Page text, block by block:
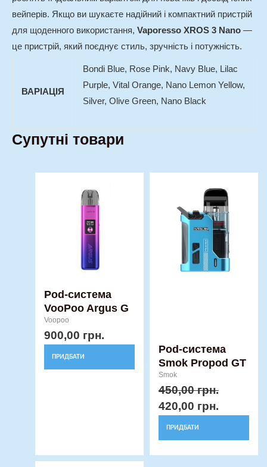
вейперів. Якщо ви шукаєте надійний і компактний пристрій
для щоденного використання, Vaporesso XROS 3 Nano —
це пристрій, який поєднує стиль, зручність і потужність.
ВАРІАЦІЯ
Bondi Blue, Rose Pink, Navy Blue, Lilac
Purple, Vital Orange, Nano Lemon Yellow,
Silver, Olive Green, Nano Black
Супутні товари
Pod-система
VooPoo Argus G
Voopoo
900,00 грн.
ПРИДБАТИ
варіантів.
Параметри
вибрати
на
сторінці
товару
Pod-система
Smok Propod GT
Smok
450,00грн.
450,00 грн..
420,00 грн.
ціна:
420,00
ПРИДБАТИ
кілька
варіантів.
Параметри